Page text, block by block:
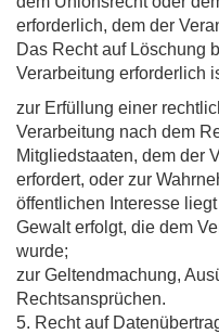
erforderlich, dem der
Das Recht auf Löschung
Verarbeitung erforderlich
zur Erfüllung einer
Verarbeitung nach dem
Mitgliedstaaten, dem der
erfordert, oder zur
öffentlichen Interesse
Gewalt erfolgt, die dem
wurde;
zur Geltendmachung,
Rechtsansprüchen.
5. Recht auf